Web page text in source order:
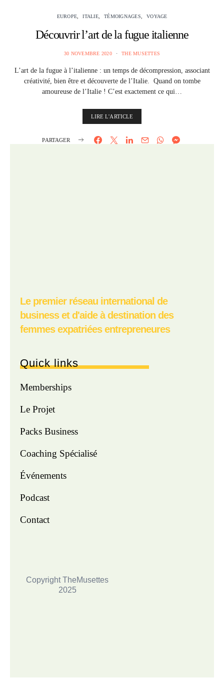
EUROPE ITALIE TÉMOIGNAGES VOYAGE
Découvrir l’art de la fugue italienne
30 NOVEMBRE 2020 THE MUSETTES
L’art de la fugue à l’italienne : un temps de décompression, associant
créativité, bien être et découverte de l’Italie. Quand on tombe
amoureuse de l’Italie ! C’est exactement ce qui…
LIRE L'ARTICLE
PARTAGER
Le premier réseau international de
business et d'aide à destination des
femmes expatriées entrepreneures
Quick links
Memberships
Le Projet
Packs Business
Coaching Spécialisé
Événements
Podcast
Contact
Copyright TheMusettes
2025